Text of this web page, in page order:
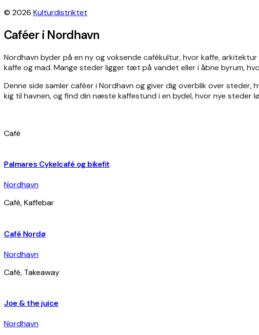
© 2026 Kulturdistriktet
Caféer i Nordhavn
Nordhavn byder på en ny og voksende cafékultur, hvor kaffe,
kaffe og mad. Mange steder ligger tæt på vandet eller i åbne byrum,
Denne side samler caféer i Nordhavn og giver dig overblik over
kig til havnen, og find din næste kaffestund i en bydel, hvor nye steder
Café
Palmares Cykelcafé og bikefit
Nordhavn
Café, Kaffebar
Café Nordø
Nordhavn
Café, Takeaway
Joe & the juice
Nordhavn